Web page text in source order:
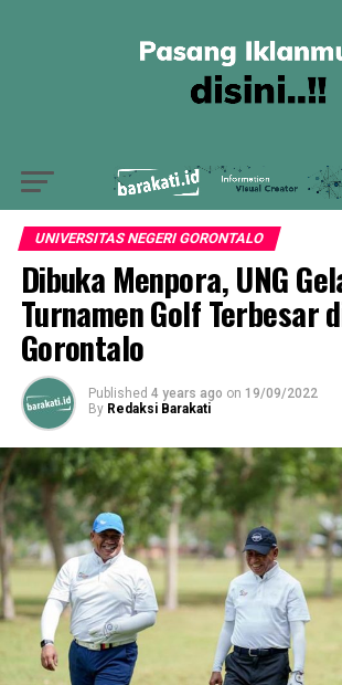
UNIVERSITAS NEGERI GORONTALO
Dibuka Menpora, UNG
Turnamen Golf Terbesar
Gorontalo
Published 4 years ago on 19/09/2022
By Redaksi Barakati